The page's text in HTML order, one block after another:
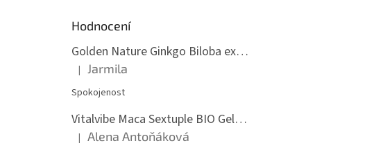
Hodnocení
Golden Nature Ginkgo Biloba extrakt 50:1 60mg, 100 kapslí
Hodnocení produktu je 5 z 5 hvězdiček.
| Jarmila
Spokojenost
Vitalvibe Maca Sextuple BIO Gelatinized 3-Complex, 60 kapslí
Hodnocení produktu je 5 z 5 hvězdiček.
| Alena Antoňáková